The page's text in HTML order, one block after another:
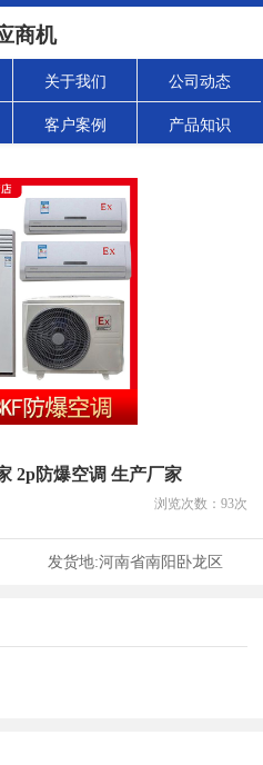
商机
关于我们 公司动态
客户案例 产品知识
2p防爆空调 生产厂家
浏览次数： 93次
发货地:河南省南阳卧龙区